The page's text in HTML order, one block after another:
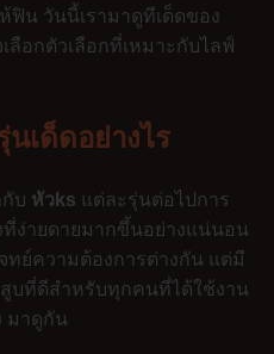
ฟิน วันนี้เรามาดูทีเด็ดของ
ลือกตัวเลือกที่เหมาะกับไลฟ์
เด็ดอย่างไร
บ หัวks แต่ละรุ่นต่อไปการ
ที่ง่ายดายมากขึ้นอย่างแน่นอน
ทย์ความต้องการต่างกัน แต่มี
บที่ดีสำหรับทุกคนที่ได้ใช้งาน
มาดูกัน